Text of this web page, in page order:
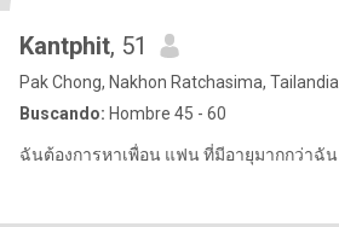
Kantphit, 51
Pak Chong, Nakhon Ratchasima, Tailandia
Buscando: Hombre 45 - 60
ฉันต้องการหาเพื่อน แฟน ที่มีอายุมากกว่าฉัน